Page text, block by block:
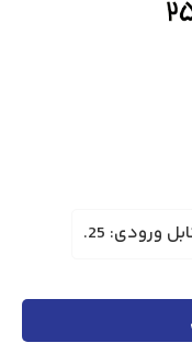
ورودی: 25.